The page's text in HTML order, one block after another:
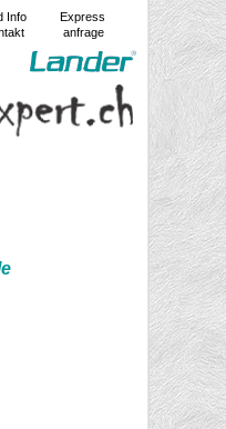
Info
Express
anfrage